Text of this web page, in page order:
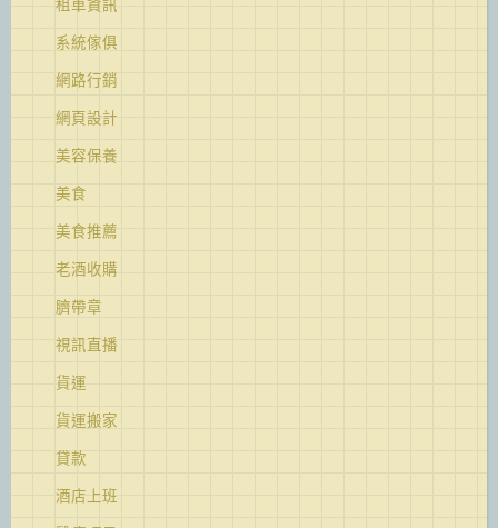
租車資訊
系統傢俱
網路行銷
網頁設計
美容保養
美食
美食推薦
老酒收購
臍帶章
視訊直播
貨運
貨運搬家
貸款
酒店上班